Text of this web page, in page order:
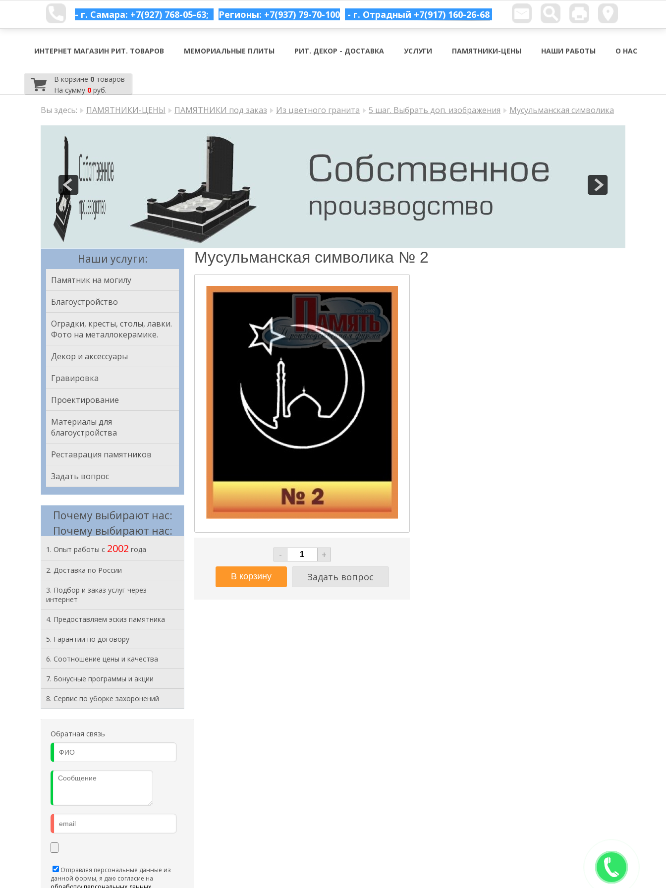
- г. Самара: +7(927) 768-05-63; Регионы: +7(937) 79-70-100 - г. Отрадный +7(917) 160-26-68
ИНТЕРНЕТ МАГАЗИН РИТ. ТОВАРОВ МЕМОРИАЛЬНЫЕ ПЛИТЫ РИТ. ДЕКОР - ДОСТАВКА УСЛУГИ ПАМЯТНИКИ-ЦЕНЫ НАШИ РАБОТЫ О НАС
В корзине 0товаров
На сумму 0руб.
Вы здесь: ПАМЯТНИКИ-ЦЕНЫ ПАМЯТНИКИ под заказ Из цветного гранита 5 шаг. Выбрать доп. изображения Мусульманская символика
Наши услуги:
Памятник на могилу
Благоустройство
Оградки, кресты, столы, лавки.
Фото на металлокерамике.
Декор и аксессуары
Гравировка
Проектирование
Материалы для
благоустройства
Реставрация памятников
Задать вопрос
Почему выбирают нас:
Почему выбирают нас:
1. Опыт работы с 2002 года
2. Доставка по России
3. Подбор и заказ услуг через
интернет
4. Предоставляем эскиз памятника
5. Гарантии по договору
6. Соотношение цены и качества
7. Бонусные программы и акции
8. Cервис по уборке захоронений
Обратная связь
Отправляя персональные данные из
данной формы, я даю согласие на
Мусульманская символика № 2
-
+
Задать вопрос